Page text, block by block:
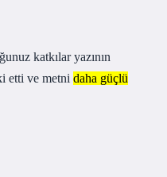
katkılar yazının
etti ve metni daha güçlü